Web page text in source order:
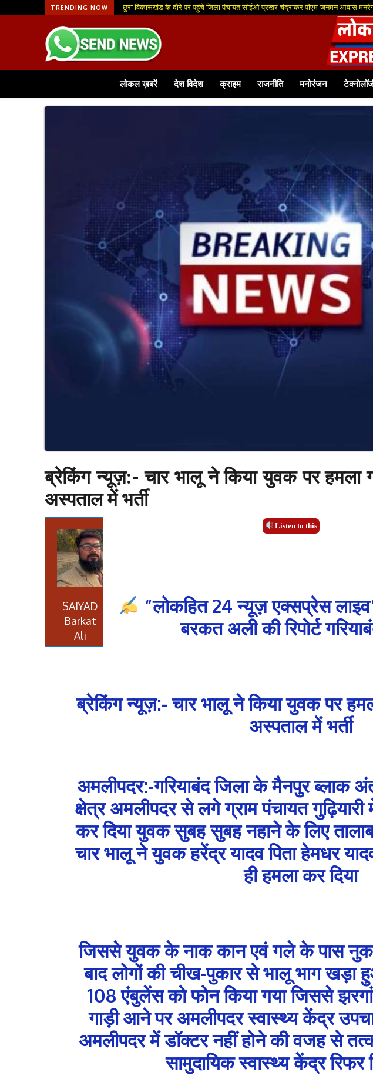
TRENDING NOW छुरा विकासखंड के दौरे पर पहुंचे जिला पंचायत सीईओ प्रखर चंद्राकर पीएम-जनमन आवास मनरेगा
धरती आबा-जनजातीय ग्राम उत्कर्ष अभियान अंतर्गत आवेदन आमंत्रित
लोकल ख़बरें देश विदेश क्राइम राजनीति मनोरंजन
ब्रेकिंग न्यूज़:- चार भालू ने किया युवक पर हमला
अस्पताल में भर्ती
Listen to this
SAIYAD
Barkat
Ali
“लोकहित 24 न्यूज़ एक्सप्रेस
बरकत अली की रिपोर्ट
ब्रेकिंग न्यूज़:- चार भालू ने किया युवक पर
अस्पताल में भर्ती
अमलीपदर:-गरियाबंद जिला के मैनपुर ब्लाक
क्षेत्र अमलीपदर से लगे ग्राम पंचायत
कर दिया युवक सुबह सुबह नहाने के लिए
चार भालू ने युवक हरेंद्र यादव पिता हेमधर
ही हमला कर दिया
जिससे युवक के नाक कान एवं गले के पास
बाद लोगों की चीख-पुकार से भालू भाग खड़ा
108 एंबुलेंस को फोन किया गया जिससे
गाड़ी आने पर अमलीपदर स्वास्थ्य केंद्र
अमलीपदर में डॉक्टर नहीं होने की वजह से
सामुदायिक स्वास्थ्य केंद्र रिफर